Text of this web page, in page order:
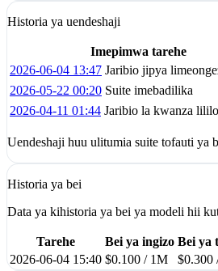
Historia ya uendeshaji
Imepimwa tarehe
2026-06-04 13:47 Jaribio jipya
2026-05-22 00:20 Suite imebadilika
2026-04-11 01:44 Jaribio la kwanza
Uendeshaji huu ulitumia suite tofauti ya
Historia ya bei
Data ya kihistoria ya bei ya modeli hii
Tarehe Bei ya ingizo Bei ya
2026-06-04 15:40 $0.100 / 1M $0.300